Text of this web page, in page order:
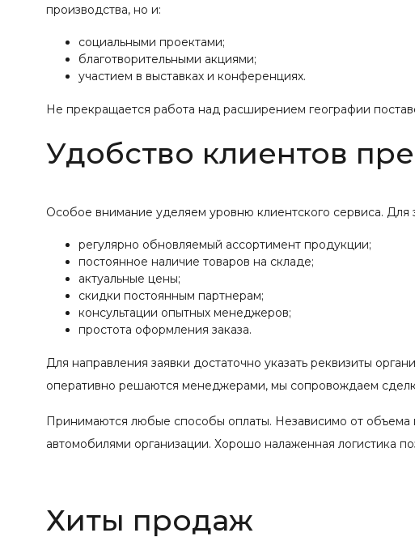
производства, но и:
социальными проектами;
благотворительными акциями;
участием в выставках и конференциях.
Не прекращается работа над расширением географии
Удобство клиентов
Особое внимание уделяем уровню клиентского сервиса.
регулярно обновляемый ассортимент продукции;
постоянное наличие товаров на складе;
актуальные цены;
скидки постоянным партнерам;
консультации опытных менеджеров;
простота оформления заказа.
Для направления заявки достаточно указать реквизиты
оперативно решаются менеджерами, мы сопровождаем
Принимаются любые способы оплаты. Независимо от объема
автомобилями организации. Хорошо налаженная логистика
Хиты продаж